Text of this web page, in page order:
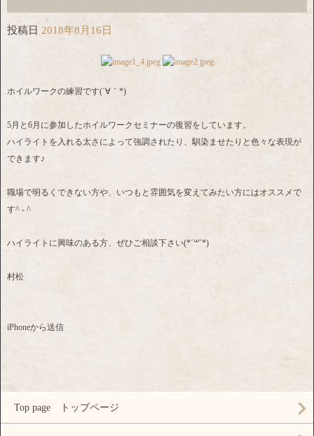
投稿日 2018年8月16日
ホイルワークの練習です(´∀｀*)
5月と6月に参加したホイルワークセミナーの復習をしています。
ハイライトを入れる太さによって強調されたり、馴染ませたりと色々な表現が
できます♪
職場で明るくできない方や、いつもと雰囲気を変えてみたい方にはオススメで
す^ - ^
ハイライトに興味のある方、ぜひご相談下さい(*´꒳`*)
村松
iPhoneから送信
Top page トップページ